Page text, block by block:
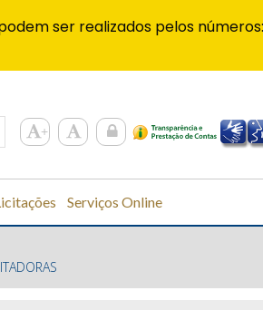
Serviços Online
ser realizados pelos números: